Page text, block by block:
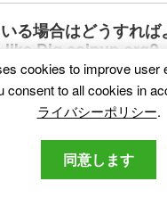
る場合はどうすれば
like Dig.coinup.org?
Dig.coinup.org Work
Malware?
cookies to improve user
consent to all cookies in
ライバシーポリシー.
同意します